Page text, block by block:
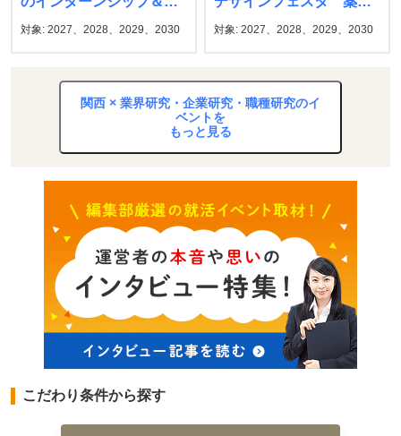
ナビ
対象: 2027、2028、2029、2030 対象: 2027、2028、2029、2030
関西 × 業界研究・企業研究・職種研究のイ
ベントを
もっと見る
こだわり条件から探す